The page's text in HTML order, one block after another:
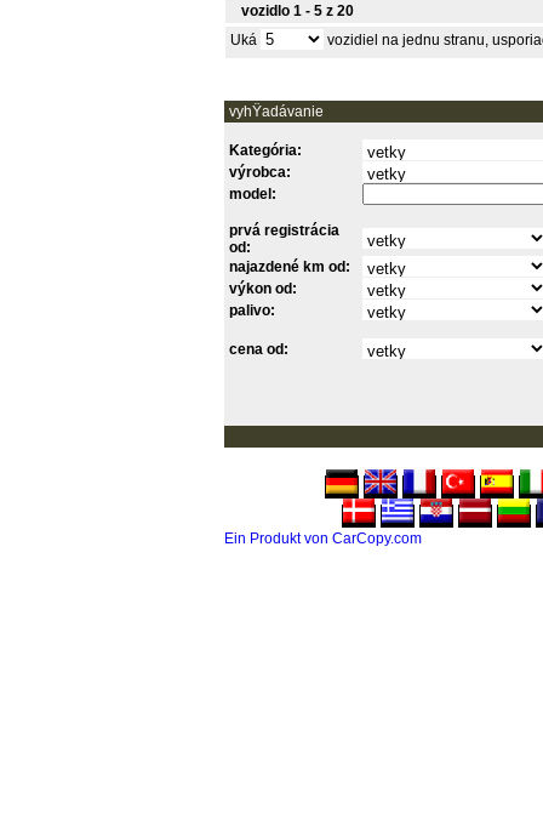
vozidlo 1 - 5 z 20
Uká
vozidiel na jednu stranu,
vyhŸadávanie
Kategória:
výrobca:
model:
prvá registrácia
od:
najazdené km od:
výkon od:
palivo:
cena od:
Ein Produkt von CarCopy.com